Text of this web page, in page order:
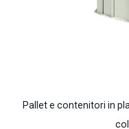
Pallet e contenitori in